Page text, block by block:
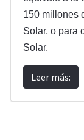
150 millones
Solar, o para
Solar.
Leer más: